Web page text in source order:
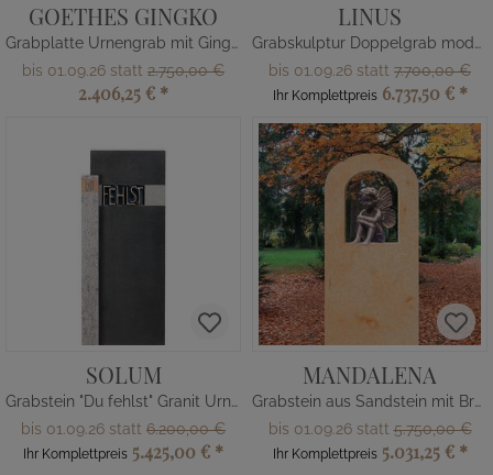
GOETHES GINGKO
Grabplatte Urnengrab mit Gingko
bis 01.09.26 statt 2.750,00 €
2.406,25 € *
LINUS
Grabskulptur Doppelgrab modern
bis 01.09.26 statt 7.700,00 €
Ihr Komplettpreis 6.737,50 € *
SOLUM
Grabstein "Du fehlst" Granit Urnengrab mit Bronze
bis 01.09.26 statt 6.200,00 €
Ihr Komplettpreis 5.425,00 € *
MANDALENA
Grabstein aus Sandstein mit Bronze Elfe
bis 01.09.26 statt5.750,00 €
Ihr Komplettpreis 5.031,25 € *